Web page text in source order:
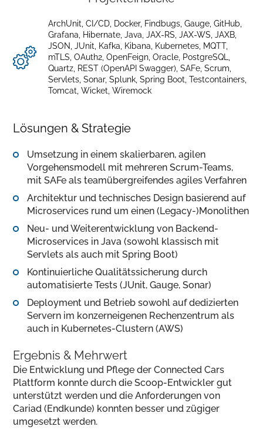
ArchUnit ,CI/CD Docker, Findbugs ,Gauge ,GitHub
Grafana
Hibernate ,Java ,JAX-RS ,JAX-WS ,JAXB
JSON ,JUnit Kafka Kibana Kubernetes MQTT,
mTLS ,OAuth2 ,OpenFeign ,Oracle PostgreSQL
Quartz REST (OpenAPI Swagger) ,SAFe ,Scrum
Servlets ,Sonar,Splunk ,Spring Boot ,Testcontainers
Tomcat ,Wicket ,Wiremock
Lösungen & Strategie
Umsetzung in einem skalierbaren, agilen
Vorgehensmodell mit mehreren Scrum-Teams,
mit SAFe als teamübergreifendes agiles Verfahren
Architektur und technisches Design basierend auf
Microservices rund um einen (Legacy-)Monolithen
Neu- und Weiterentwicklung von Backend-
Microservices in Java (sowohl klassisch mit
Servlets als auch mit Spring Boot)
Kontinuierliche Qualitätssicherung durch
automatisierte Tests (JUnit, Gauge, Sonar)
Deployment und Betrieb sowohl auf dedizierten
Servern im konzerneigenen Rechenzentrum als
auch in Kubernetes-Clustern (AWS)
Ergebnis & Mehrwert
Die Entwicklung und Pflege der Connected Cars
Plattform konnte durch die Scoop-Entwickler gut
unterstützt werden und die Anforderungen von
Cariad (Endkunde) konnten besser und zügiger
umgesetzt werden.